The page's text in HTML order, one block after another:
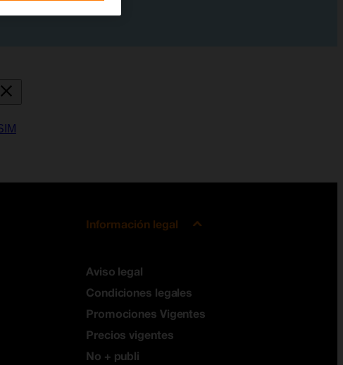
Información legal
Aviso legal
Condiciones legales
Promociones Vigentes
Precios vigentes
No + publi